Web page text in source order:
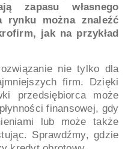
zapasu własnego
rynku można znaleźć
jak na przykład
nie tylko dla
firm. Dzięki
przedsiębiorca może
finansowej, gdy
lub może także
Sprawdźmy, gdzie